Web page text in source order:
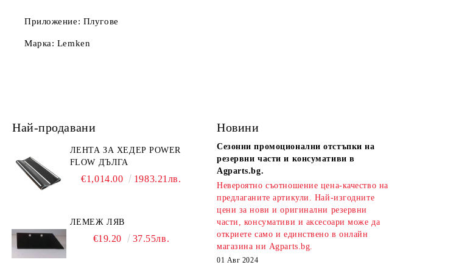
Приложение: Плугове
Марка: Lemken
Най-продавани
ЛЕНТА ЗА ХЕДЕР POWER
FLOW ДЪЛГА
€1,014.00 1983.21лв.
ЛЕМЕЖ ЛЯВ
€19.20 37.55лв.
Новини
Сезонни промоционални отстъпки на
резервни части и консумативи в
Agparts.bg.
Невероятно съотношение цена-качество на
предлаганите артикули. Най-изгодните
цени за нови и оригинални резервни
части, консумативи и аксесоари може да
откриете само и единствено в онлайн
магазина ни Agparts.bg.
01 Авг 2024